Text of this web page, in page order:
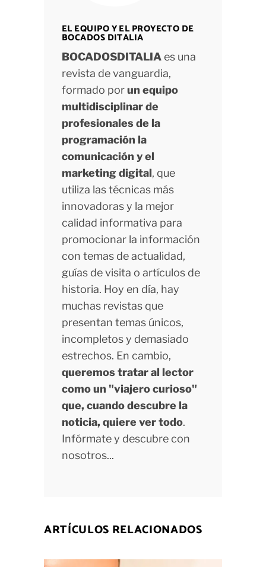
EL EQUIPO Y EL PROYECTO DE
BOCADOS DITALIA
BOCADOSDITALIAes una
revista de vanguardia,
formado porun equipo
multidisciplinar de
profesionales de la
programación la
comunicación y el
marketing digital, que
utiliza las técnicas más
innovadoras y la mejor
calidad informativa para
promocionar la información
con temas de actualidad,
guías de visita o artículos de
historia. Hoy en día, hay
muchas revistas que
presentan temas únicos,
incompletos y demasiado
estrechos. En cambio,
queremos tratar al lector
como un "viajero curioso"
que, cuando descubre la
noticia, quiere ver todo.
Infórmate y descubre con
nosotros...
ARTÍCULOS RELACIONADOS